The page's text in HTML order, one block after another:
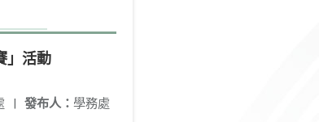
」活動
發布人： 學務處
|